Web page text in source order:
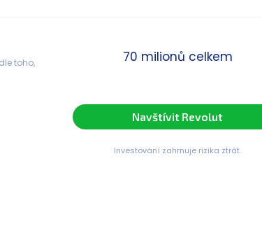
toho,
70 milionů celkem
Navštívit Revolut
Investování zahrnuje rizika ztrát.